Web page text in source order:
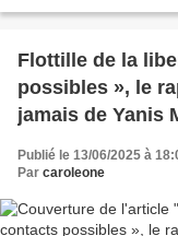
Flottille de la
possibles », le
jamais de Yanis
Marco Van
Publié le 13/06/2025 à
Par caroleone